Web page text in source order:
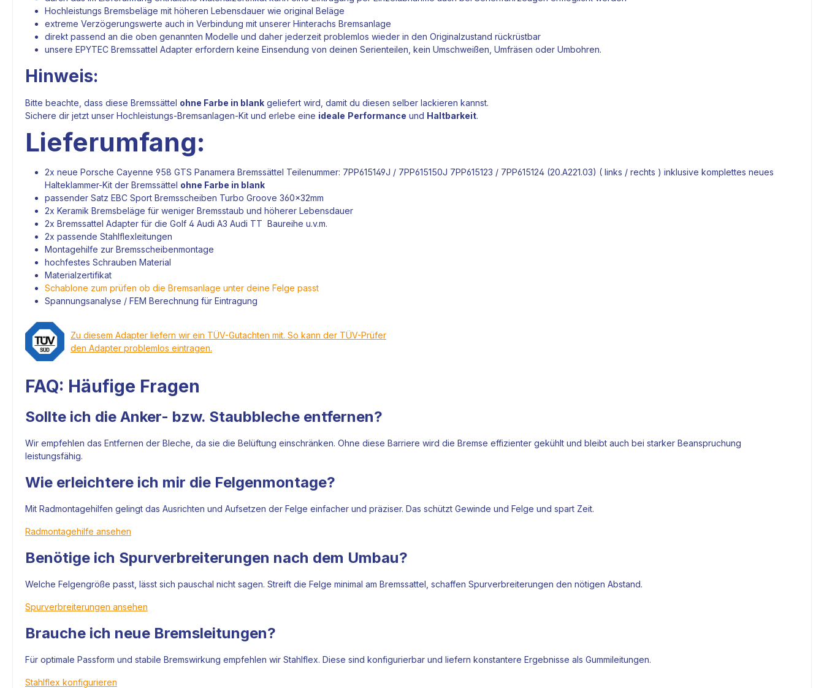
Hochleistungs Bremsbeläge mit höheren Lebensdauer wie original Beläge
extreme Verzögerungswerte auch in Verbindung mit unserer Hinterachs Bremsanlage
direkt passend an die oben genannten Modelle und daher jederzeit problemlos wieder in den Originalzustand rückrüstbar
unsere EPYTEC Bremssattel Adapter erfordern keine Einsendung von deinen Serienteilen, kein Umschweißen, Umfräsen oder Umbohren.
Hinweis:
Bitte beachte, dass diese Bremssättel ohne Farbe in blank geliefert wird, damit du diesen selber lackieren kannst.
Sichere dir jetzt unser Hochleistungs-Bremsanlagen-Kit und erlebe eine ideale Performance und Haltbarkeit.
Lieferumfang:
2x neue Porsche Cayenne 958 GTS Panamera Bremssättel Teilenummer: 7PP615149J / 7PP615150J 7PP615123 / 7PP615124 (20.A221.03) ( links / rechts ) inklusive komplettes neues
Halteklammer-Kit der Bremssättel ohne Farbe in blank
passender Satz EBC Sport Bremsscheiben Turbo Groove 360x32mm
2x Keramik Bremsbeläge für weniger Bremsstaub und höherer Lebensdauer
2x Bremssattel Adapter für die Golf 4 Audi A3 Audi TT Baureihe u.v.m.
2x passende Stahlflexleitungen
Montagehilfe zur Bremsscheibenmontage
hochfestes Schrauben Material
Materialzertifikat
Schablone zum prüfen ob die Bremsanlage unter deine Felge passt
Spannungsanalyse / FEM Berechnung für Eintragung
Zu diesem Adapter liefern wir ein TÜV-Gutachten mit. So kann der TÜV-Prüfer
den Adapter problemlos eintragen.
FAQ: Häufige Fragen
Sollte ich die Anker- bzw. Staubbleche entfernen?
Wir empfehlen das Entfernen der Bleche, da sie die Belüftung einschränken. Ohne diese Barriere wird die Bremse effizienter gekühlt und bleibt auch bei starker Beanspruchung
leistungsfähig.
Wie erleichtere ich mir die Felgenmontage?
Mit Radmontagehilfen gelingt das Ausrichten und Aufsetzen der Felge einfacher und präziser. Das schützt Gewinde und Felge und spart Zeit.
Radmontagehilfe ansehen
Benötige ich Spurverbreiterungen nach dem Umbau?
Welche Felgengröße passt, lässt sich pauschal nicht sagen. Streift die Felge minimal am Bremssattel, schaffen Spurverbreiterungen den nötigen Abstand.
Spurverbreiterungen ansehen
Brauche ich neue Bremsleitungen?
Für optimale Passform und stabile Bremswirkung empfehlen wir Stahlflex. Diese sind konfigurierbar und liefern konstantere Ergebnisse als Gummileitungen.
Stahlflex konfigurieren